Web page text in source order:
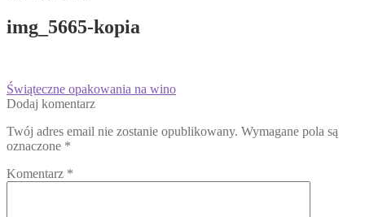
img_5665-kopia
Nawigacja
wpisu
Poprzedni
wpis:
Świąteczne opakowania na wino
Dodaj komentarz
Twój adres email nie zostanie opublikowany. Wymagane pola są
oznaczone *
Komentarz *